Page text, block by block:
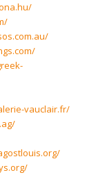
vauclair.fr/